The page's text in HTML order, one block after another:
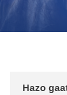
Hazo